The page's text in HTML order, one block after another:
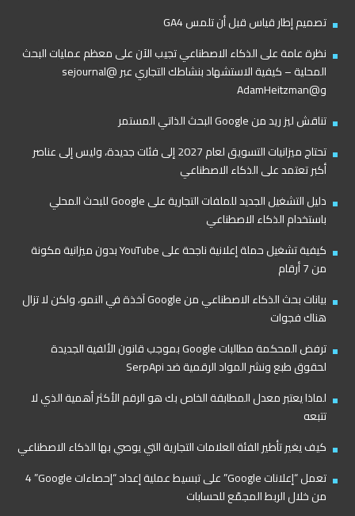
تصميم إطار قياس قبل أن تلمس GA4
نظرة عامة على الذكاء الاصطناعي تجيب الآن على معظم عمليات البحث
المحلية – كيفية الاستشهاد بنشاطك التجاري عبر @sejournal
و@AdamHeitzman
تناقش ليز ريد من Google البحث الذاتي المستمر
تحتاج ميزانيات التسويق لعام 2027 إلى فئات جديدة، وليس إلى عناصر
أكبر تعتمد على الذكاء الاصطناعي
دليل التشغيل الجديد للملفات التجارية على Google للبحث المحلي
باستخدام الذكاء الاصطناعي
كيفية تشغيل حملة إعلانية ناجحة على YouTube بدون ميزانية مكونة
من 7 أرقام
بيانات بحث الذكاء الاصطناعي من Google آخذة في النمو، ولكن لا تزال
هناك فجوات
ترفض المحكمة مطالبات Google بموجب قانون الألفية الجديدة
لحقوق طبع ونشر المواد الرقمية ضد SerpApi
لماذا يعتبر معدل المطابقة الخاص بك هو الرقم الأكثر أهمية الذي لا
تتبعه
كيف يغير تأطير الفئة العلامات التجارية التي يوصي بها الذكاء الاصطناعي
تعمل “إعلانات Google” على تبسيط عملية إعداد “إحصاءات Google”‏ 4
من خلال الربط المجمّع للحسابات